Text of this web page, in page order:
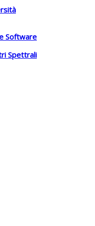
Software
Spettrali